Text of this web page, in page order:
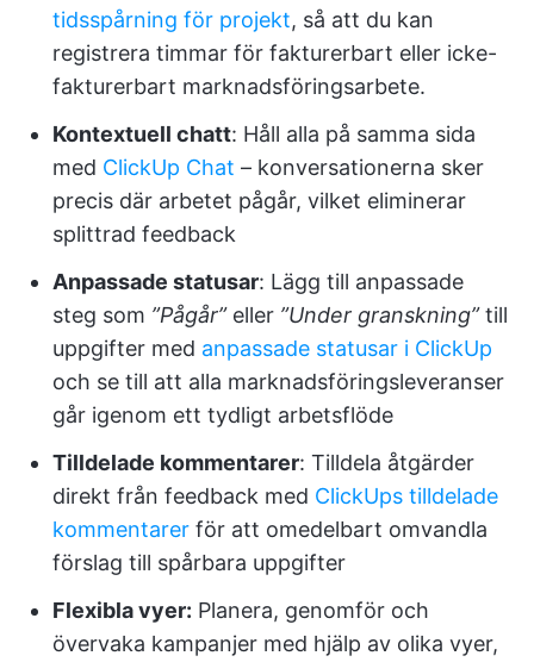
tidsspårning för projekt, så att du kan
registrera timmar för fakturerbart eller icke-
fakturerbart marknadsföringsarbete.
Kontextuell chatt: Håll alla på samma sida
med ClickUp Chat – konversationerna sker
precis där arbetet pågår, vilket eliminerar
splittrad feedback
Anpassade statusar: Lägg till anpassade
steg som ”Pågår”eller ”Under granskning”till
uppgifter med anpassade statusar i ClickUp
och se till att alla marknadsföringsleveranser
går igenom ett tydligt arbetsflöde
Tilldelade kommentarer: Tilldela åtgärder
direkt från feedback med ClickUps tilldelade
kommentarer för att omedelbart omvandla
förslag till spårbara uppgifter
Flexibla vyer: Planera, genomför och
övervaka kampanjer med hjälp av olika vyer,